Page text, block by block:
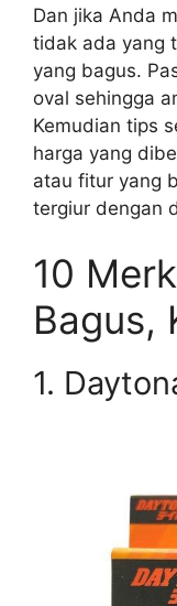
Dan jika Anda
tidak ada yang
yang bagus.
oval sehingga
Kemudian tips
harga yang
atau fitur yang
tergiur dengan
10
Bagus,
1.